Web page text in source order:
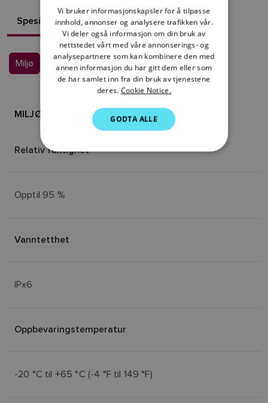
Spesifikasjoner Innholdet i esken
Miljø Fysisk Power Samsvarer med
MILJØ
Relativ fuktighet
Opptil 95 %
Vanntetthet
IPx6
Oppbevaringstemperatur
-20 °C til +65 °C (-4 °F til 149 °F)
DANISH
ITALIAN
SWEDISH
GERMAN
SPANISH
Vi bruker informasjonskapsler for å tilpasse
innhold, annonser og analysere trafikken vår.
Vi deler også informasjon om din bruk av
nettstedet vårt med våre annonserings- og
analysepartnere som kan kombinere den med
annen informasjon du har gitt dem eller som
de har samlet inn fra din bruk av tjenestene
deres. Cookie Notice.
GODTA ALLE